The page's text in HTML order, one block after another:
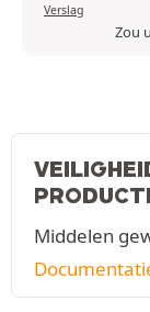
Verslag
Zou
Middelen